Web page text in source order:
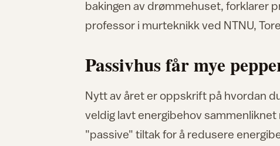
bakingen av drømmehuset, forklarer
professor i murteknikk ved NTNU,
Passivhus får mye
Nytt av året er oppskrift på hvordan
veldig lavt energibehov
"passive" tiltak for å redusere